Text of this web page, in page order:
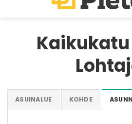
Kaikukatu
ASUINALUE KOHDE